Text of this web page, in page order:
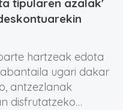
tipularen azalak'
hartzeak edota
ugari dakar
antzezlanak
disfrutatzeko…